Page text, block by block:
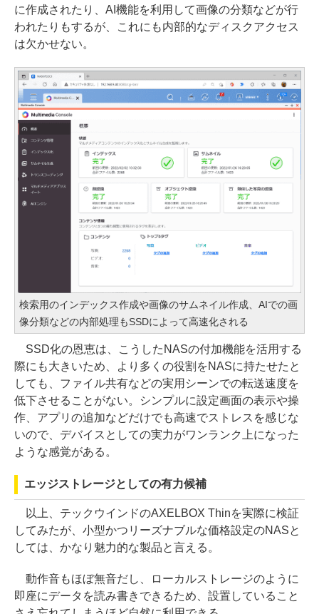
に作成されたり、AI機能を利用して画像の分類などが行
われたりもするが、これにも内部的なディスクアクセス
は欠かせない。
検索用のインデックス作成や画像のサムネイル作成、AIでの画
像分類などの内部処理もSSDによって高速化される
SSD化の恩恵は、こうしたNASの付加機能を活用する
際にも大きいため、より多くの役割をNASに持たせたと
しても、ファイル共有などの実用シーンでの転送速度を
低下させることがない。シンプルに設定画面の表示や操
作、アプリの追加などだけでも高速でストレスを感じな
いので、デバイスとしての実力がワンランク上になった
ような感覚がある。
エッジストレージとしての有力候補
以上、テックウインドのAXELBOX Thinを実際に検証
してみたが、小型かつリーズナブルな価格設定のNASと
しては、かなり魅力的な製品と言える。
動作音もほぼ無音だし、ローカルストレージのように
即座にデータを読み書きできるため、設置していること